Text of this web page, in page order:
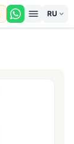
menu expand_more